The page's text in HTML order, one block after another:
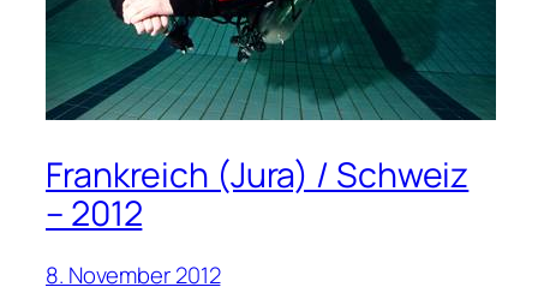
Frankreich (Jura) / Schweiz
– 2012
8. November 2012